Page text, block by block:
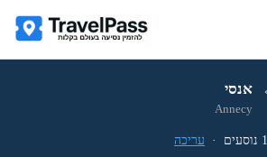
אנסי
Annecy
עריכה